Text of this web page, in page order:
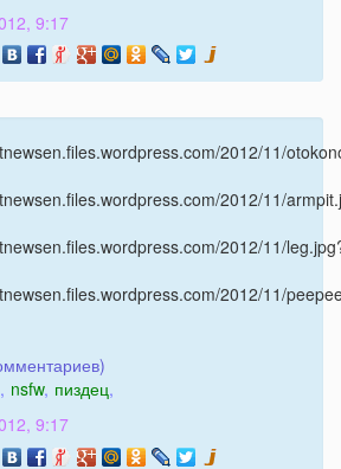
9:17
2012/11/
2012/11/
2012/11/
2012/11/
, nsfw, пиздец,
9:17